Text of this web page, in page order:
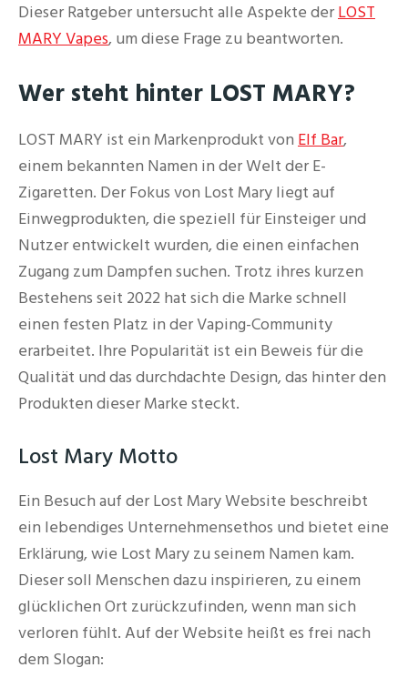
Dieser Ratgeber untersucht alle Aspekte derLOST
MARY Vapes, um diese Frage zu beantworten.
Wer steht hinter LOST MARY?
LOST MARY ist ein Markenprodukt von Elf Bar,
einem bekannten Namen in der Welt der E-
Zigaretten. Der Fokus von Lost Mary liegt auf
Einwegprodukten, die speziell für Einsteiger und
Nutzer entwickelt wurden, die einen einfachen
Zugang zum Dampfen suchen. Trotz ihres kurzen
Bestehens seit 2022 hat sich die Marke schnell
einen festen Platz in der Vaping-Community
erarbeitet. Ihre Popularität ist ein Beweis für die
Qualität und das durchdachte Design, das hinter den
Produkten dieser Marke steckt.
Lost Mary Motto
Ein Besuch auf der Lost Mary Website beschreibt
ein lebendiges Unternehmensethos und bietet eine
Erklärung, wie Lost Mary zu seinem Namen kam.
Dieser soll Menschen dazu inspirieren, zu einem
glücklichen Ort zurückzufinden, wenn man sich
verloren fühlt. Auf der Website heißt es frei nach
dem Slogan: